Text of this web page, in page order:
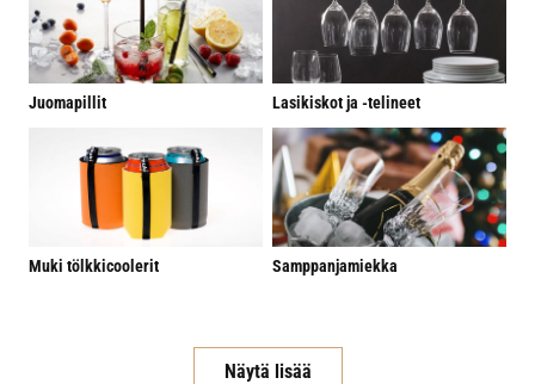
Juomapillit Lasikiskot ja -telineet
Muki tölkkicoolerit Samppanjamiekka
Näytä lisää